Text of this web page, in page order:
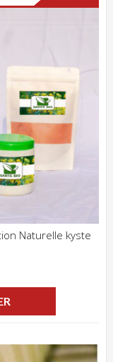
Naturelle kyste